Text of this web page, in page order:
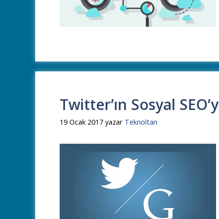
Twitter’ın Sosyal
19 Ocak 2017 yazar Teknoltan